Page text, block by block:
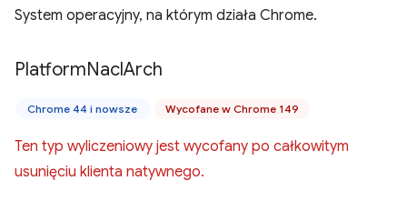
System operacyjny, na którym działa Chrome.
PlatformNaclArch
Chrome 44 i nowsze Wycofane w Chrome 149
Ten typ wyliczeniowy jest wycofany po całkowitym
usunięciu klienta natywnego.